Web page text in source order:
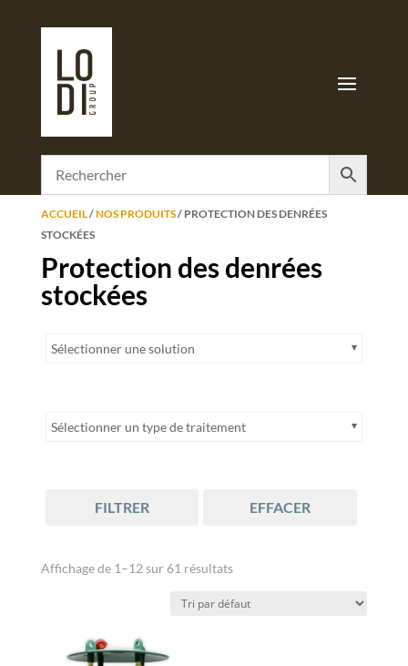
ACCUEIL/NOS PRODUITS/ PROTECTION DES DENRÉES
STOCKÉES
Protection des denrées
stockées
Sélectionner une solution
Sélectionner un type de traitement
FILTRER EFFACER
Affichage de 1–12 sur 61 résultats